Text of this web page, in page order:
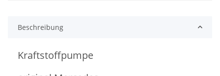
Beschreibung
Kraftstoffpumpe